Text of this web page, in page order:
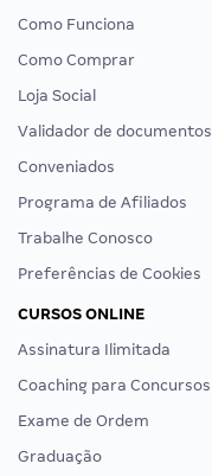
Como Funciona
Como Comprar
Loja Social
Validador de documentos
Conveniados
Programa de Afiliados
Trabalhe Conosco
Preferências de Cookies
CURSOS ONLINE
Assinatura Ilimitada
Coaching para Concursos
Exame de Ordem
Graduação